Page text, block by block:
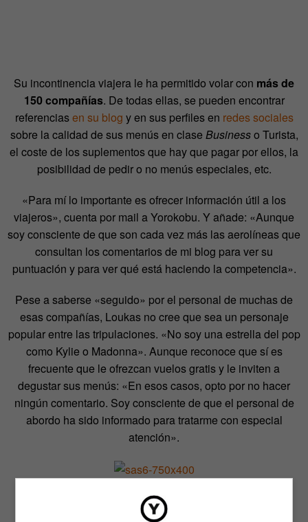
Su incontinencia viajera le ha permitido volar con más de
150 compañías. De todas ellas, se pueden encontrar
referenciasen su blog y en sus perfiles en redes sociales
sobre la calidad de sus menús en clase Businesso Turista,
el coste de los suplementos que hay que pagar por ellos, la
posibilidad de pedir o no menús especiales, etc.
«Para mí lo importante es ofrecer información útil a los
viajeros», cuenta por mail a Yorokobu. Y añade: «Aunque
soy consciente de que son cada vez más las aerolíneas que
consultan los comentarios de mi blog para ver su
puntuación y para ver qué está haciendo la competencia».
Pese a saberse «seguido» por el personal de muchas de
esas compañías, Loukas no cree que sea un personaje
popular entre las tripulaciones. «No soy una estrella del pop
como Kylie o Madonna». Aunque reconoce que sí es
frecuente que le ofrezcan vuelos gratis y le inviten a
degustar sus menús: «En esos casos, opto por no hacer
ningún comentario. Soy consciente de que el personal de
abordo ha sido informado para tratarme con especial
atención».